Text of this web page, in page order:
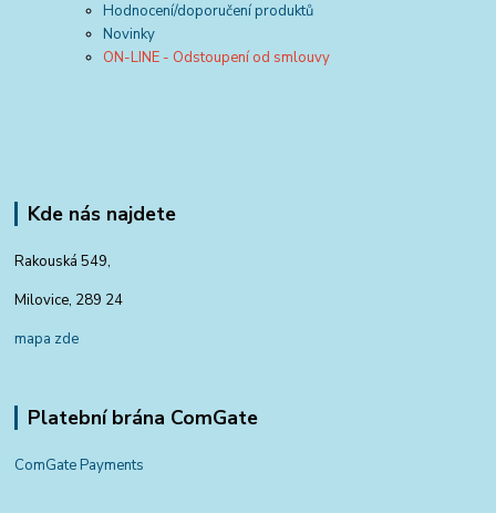
Hodnocení/doporučení produktů
Novinky
ON-LINE - Odstoupení od smlouvy
Kde nás najdete
Rakouská 549,
Milovice, 289 24
mapa zde
Platební brána ComGate
ComGate Payments